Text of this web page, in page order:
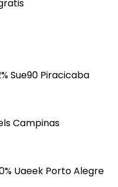
Sue90 Piracicaba
Campinas
Uaeek Porto Alegre